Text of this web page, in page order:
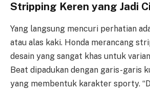
Stripping Keren yang Jadi
Yang langsung mencuri perhatian
atau alas kaki. Honda merancang
desain yang sangat khas untuk
Beat dipadukan dengan garis-garis
yang membentuk karakter sporty.